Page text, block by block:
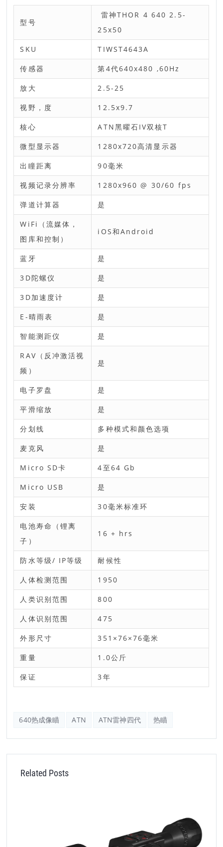
型号
雷神THOR 4 640 2.5-
25x50
SKU TIWST4643A
传感器 第4代640x480 ,60Hz
放大 2.5-25
视野，度 12.5x9.7
核心 ATN黑曜石IV双核T
微型显示器 1280x720高清显示器
出瞳距离 90毫米
视频记录分辨率 1280x960 @ 30/60 fps
弹道计算器 是
WiFi（流媒体，
图库和控制）
iOS和Android
蓝牙 是
3D陀螺仪 是
3D加速度计 是
E-晴雨表 是
智能测距仪 是
RAV（反冲激活视
频）
是
电子罗盘 是
平滑缩放 是
分划线 多种模式和颜色选项
麦克风 是
Micro SD卡 4至64 Gb
Micro USB 是
安装 30毫米标准环
电池寿命（锂离
子）
16 + hrs
防水等级/ IP等级 耐候性
人体检测范围 1950
人类识别范围 800
人体识别范围 475
外形尺寸 351×76×76毫米
重量 1.0公斤
保证 3年
640热成像瞄 ATN ATN雷神四代 热瞄
Related Posts